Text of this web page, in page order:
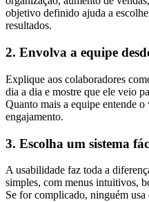
objetivo definido ajuda a
resultados.
2. Envolva a equipe
Explique aos colaboradores
dia a dia e mostre que ele veio
Quanto mais a equipe entende
engajamento.
3. Escolha um sistema
A usabilidade faz toda a
simples, com menus intuitivos,
Se for complicado, ninguém usa